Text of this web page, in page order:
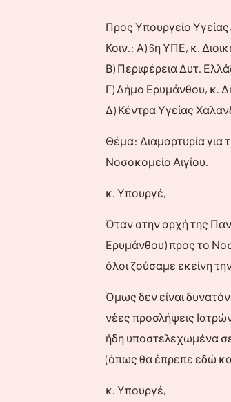
Προς Υπουργείο
Κοιν.: Α) 6η ΥΠΕ, κ.
Β) Περιφέρεια Δυτ.
Γ) Δήμο Ερυμάνθου, κ.
Δ) Κέντρα Υγείας
Θέμα: Διαμαρτυρία για
Νοσοκομείο Αιγίου.
κ. Υπουργέ,
Όταν στην αρχή της
Ερυμάνθου) προς το
όλοι ζούσαμε εκείνη
Όμως δεν είναι
νέες προσλήψεις
ήδη υποστελεχωμένα
(όπως θα έπρεπε εδώ
κ. Υπουργέ,